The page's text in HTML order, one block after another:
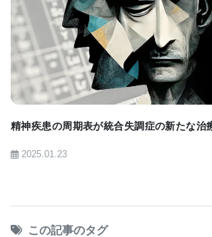
inflammatory response to
細胞におけるC9orf72は微生物グリ
炎症反応を防ぐ）」
https://www.sciencedaily.com/
BIOMARKET JP
精神疾患の周期表が統合失調症の新たな治
2025.01.23
この記事のタグ